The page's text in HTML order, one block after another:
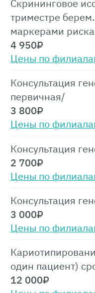
Скрининговое
триместре
маркерами
4 950₽
Цены по
Консультация
первичная/
3 800₽
Цены по
Консультация
2 700₽
Цены по
Консультация
3 000₽
Цены по
один пациент)
12 000₽